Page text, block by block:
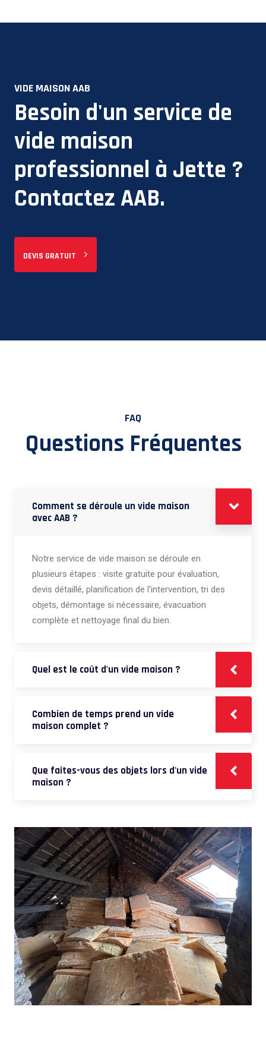
VIDE MAISON AAB
Besoin d'un service de
vide maison
professionnel à Jette ?
Contactez AAB.
DEVIS GRATUIT
FAQ
Questions Fréquentes
Comment se déroule un vide maison
avec AAB ?
Notre service de vide maison se déroule en
plusieurs étapes : visite gratuite pour évaluation,
devis détaillé, planification de l'intervention, tri des
objets, démontage si nécessaire, évacuation
complète et nettoyage final du bien.
Quel est le coût d'un vide maison ?
Combien de temps prend un vide
maison complet ?
Que faites-vous des objets lors d'un vide
maison ?